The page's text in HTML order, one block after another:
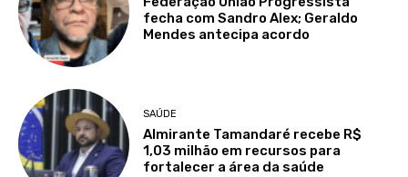
fecha com Sandro Alex; Geraldo
Mendes antecipa acordo
SAÚDE
Almirante Tamandaré recebe R$
1,03 milhão em recursos para
fortalecer a área da saúde